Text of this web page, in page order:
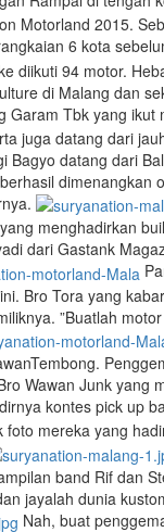
Motorland 2015.
6 kota
diikuti 94 motor.
di Malang dan
Garam Tbk yang ikut
juga datang dari
Bagyo datang dari
menghadirkan
dari Gastank
Bro Tora yang
”Buatlah
Wawan Junk yang
kontes pick up
mereka yang
band Rif dan
jayalah dunia
Nah, buat